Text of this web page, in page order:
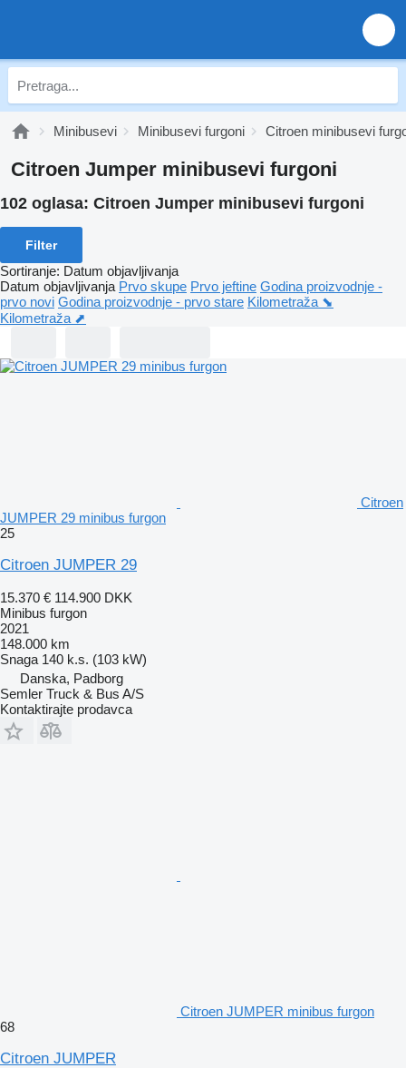
Minibusevi Minibusevi furgoni Citroen minibusevi
Citroen Jumper minibusevi furgoni
102 oglasa: Citroen Jumper minibusevi furgoni
Filter
Sortiranje: Datum objavljivanja
Datum objavljivanja Prvo skupe Prvo jeftine Godina proizvodnje -
prvo novi Godina proizvodnje - prvo stare Kilometraža ⬊
Kilometraža ⬈
Citroen
JUMPER 29 minibus furgon
25
Citroen JUMPER 29
15.370 € 114.900 DKK
Minibus furgon
2021
148.000 km
Snaga 140 k.s. (103 kW)
Danska, Padborg
Semler Truck & Bus A/S
Kontaktirajte prodavca
Citroen JUMPER minibus furgon
68
Citroen JUMPER